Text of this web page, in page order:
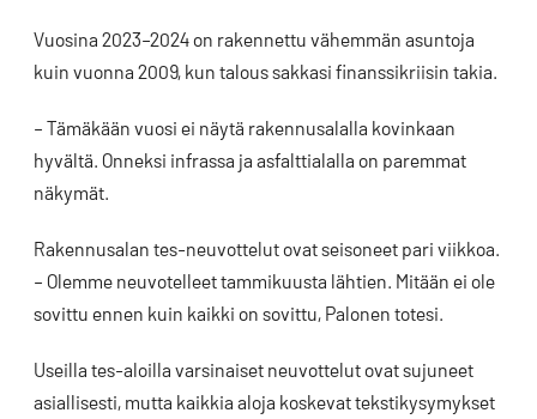
Vuosina 2023–2024 on rakennettu vähemmän asuntoja
kuin vuonna 2009, kun talous sakkasi finanssikriisin takia.
– Tämäkään vuosi ei näytä rakennusalalla kovinkaan
hyvältä. Onneksi infrassa ja asfalttialalla on paremmat
näkymät.
Rakennusalan tes-neuvottelut ovat seisoneet pari viikkoa.
– Olemme neuvotelleet tammikuusta lähtien. Mitään ei ole
sovittu ennen kuin kaikki on sovittu, Palonen totesi.
Useilla tes-aloilla varsinaiset neuvottelut ovat sujuneet
asiallisesti, mutta kaikkia aloja koskevat tekstikysymykset